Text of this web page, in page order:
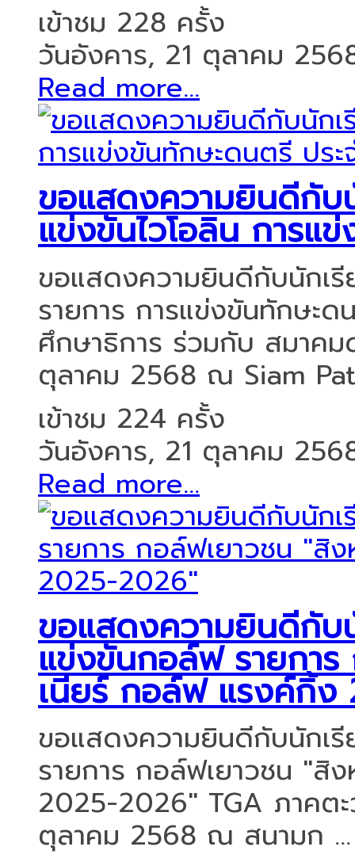
เข้าชม 228 ครั้ง
วันอังคาร, 21 ตุลาคม
Read more...
ขอแสดงความยินดีกับ
แข่งขันไวโอลิน การแ
ขอแสดงความยินดีกับนักเรี
รายการ การแข่งขันทักษะ
ศึกษาธิการ ร่วมกับ สมาคม
ตุลาคม 2568 ณ Siam
เข้าชม 224 ครั้ง
วันอังคาร, 21 ตุลาคม
Read more...
ขอแสดงความยินดีกับ
แข่งขันกอล์ฟ รายกา
เนียร์ กอล์ฟ แรงค์กิ้ง
ขอแสดงความยินดีกับนักเ
รายการ กอล์ฟเยาวชน "สิ
2025-2026" TGA ภาคต
ตุลาคม 2568 ณ สนามก ...